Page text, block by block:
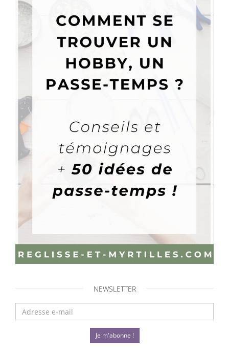
NEWSLETTER
Je m'abonne !